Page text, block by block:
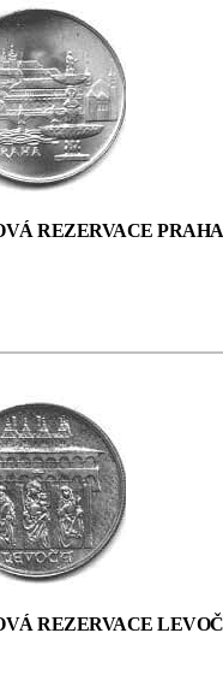
REZERVACE PRAHA
REZERVACE